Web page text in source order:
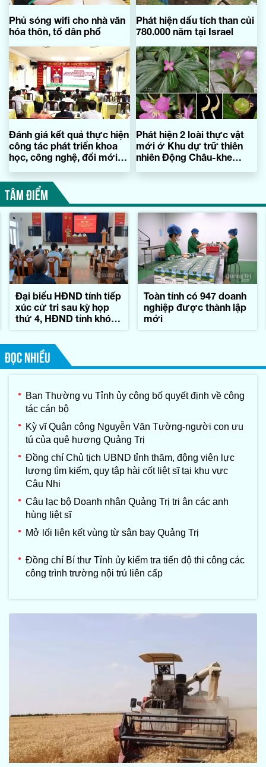
Phủ sóng wifi cho nhà văn
hóa thôn, tổ dân phố
Phát hiện dấu tích than củi
780.000 năm tại Israel
Đánh giá kết quả thực hiện
công tác phát triển khoa
học, công nghệ, đổi mới
Phát hiện 2 loài thực vật
mới ở Khu dự trữ thiên
nhiên Động Châu-khe
TÂM ĐIỂM
Đại biểu HĐND tỉnh tiếp
xúc cử tri sau kỳ họp
thứ 4, HĐND tỉnh khóa
Toàn tỉnh có 947 doanh
nghiệp được thành lập
mới
ĐỌC NHIỀU
Ban Thường vụ Tỉnh ủy công bố quyết định về công
tác cán bộ
Kỳ vĩ Quận công Nguyễn Văn Tường-người con ưu
tú của quê hương Quảng Trị
Đồng chí Chủ tịch UBND tỉnh thăm, động viên lực
lượng tìm kiếm, quy tập hài cốt liệt sĩ tại khu vực
Câu Nhi
Câu lạc bộ Doanh nhân Quảng Trị tri ân các anh
hùng liệt sĩ
Mở lối liên kết vùng từ sân bay Quảng Trị
Đồng chí Bí thư Tỉnh ủy kiểm tra tiến độ thi công các
công trình trường nội trú liên cấp